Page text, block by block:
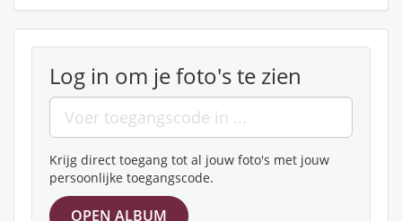
Log in om je foto's te zien
Krijg direct toegang tot al jouw foto's met jouw
persoonlijke toegangscode.